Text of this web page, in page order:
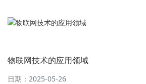
物联网技术的应用领域
日期：2025-05-26